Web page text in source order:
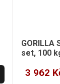
GORILLA
set, 100
3 962